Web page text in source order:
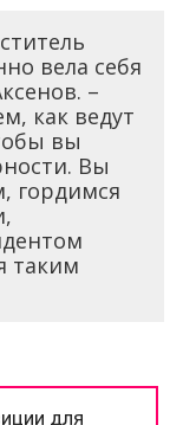
вела себя
–
как ведут
вы
Вы
гордимся
таким